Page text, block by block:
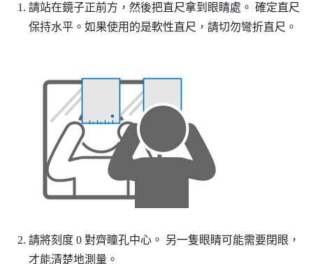
請站在鏡子正前方，然後把直尺拿到眼睛處。 確定直尺
保持水平。如果使用的是軟性直尺，請切勿彎折直尺。
請將刻度 0 對齊瞳孔中心。 另一隻眼睛可能需要閉眼，
才能清楚地測量。